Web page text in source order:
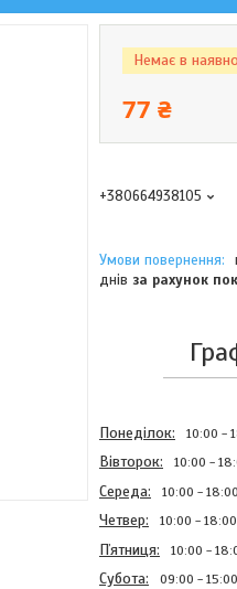
Немає в
77 ₴
+380664938105
днів за рахунок
Понеділок 10:00
Вівторок 10:00
Середа 10:00 18:00
Четвер 10:00 18:00
Пʼятниця 10:00
Субота 09:00 15:00